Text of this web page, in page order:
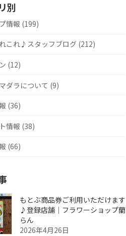
別
情報 (199)
これ♪スタッフブログ (212)
(12)
ダラについて (9)
(36)
情報 (38)
(66)
もとぶ商品券ご利用いただけます
♪登録店舗｜フラワーショップ蘭
らん
2026年4月26日